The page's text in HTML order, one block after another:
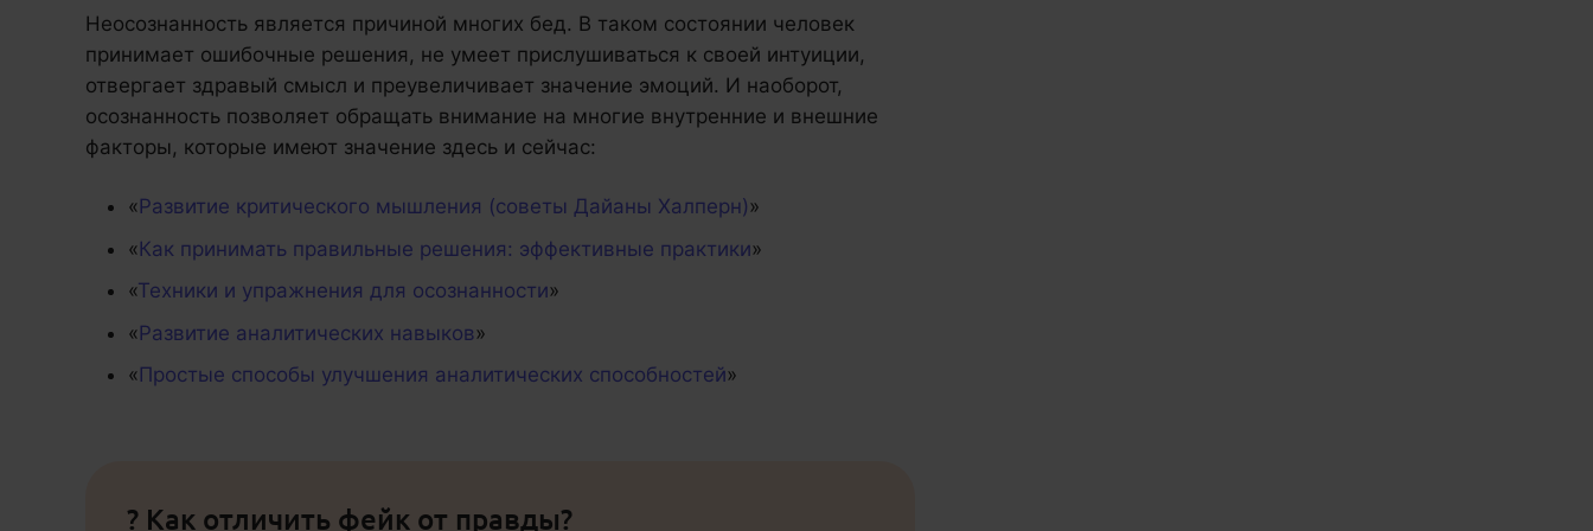
Неосознанность является причиной многих бед. В таком состоянии человек
принимает ошибочные решения, не умеет прислушиваться к своей интуиции,
отвергает здравый смысл и преувеличивает значение эмоций. И наоборот,
осознанность позволяет обращать внимание на многие внутренние и внешние
факторы, которые имеют значение здесь и сейчас:
«Развитие критического мышления (советы Дайаны Халперн)»
«Как принимать правильные решения: эффективные практики»
«Техники и упражнения для осознанности»
«Развитие аналитических навыков»
«Простые способы улучшения аналитических способностей»
? Как отличить фейк от правды?